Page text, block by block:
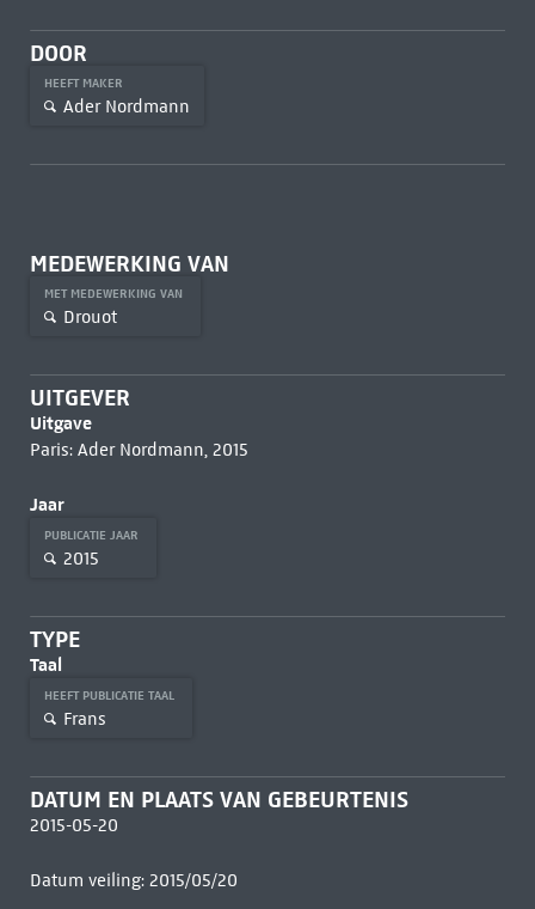
DOOR
HEEFT MAKER
Ader Nordmann
MEDEWERKING VAN
MET MEDEWERKING VAN
Drouot
UITGEVER
Uitgave
Paris: Ader Nordmann, 2015
Jaar
PUBLICATIE JAAR
2015
TYPE
Taal
HEEFT PUBLICATIE TAAL
Frans
DATUM EN PLAATS VAN GEBEURTENIS
2015-05-20
Datum veiling: 2015/05/20